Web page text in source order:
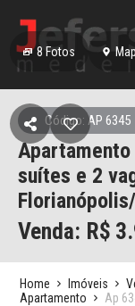
8 Fotos
Código: AP 6345
suítes e 2
Venda: R$
Home Imóveis
Apartamento
Ap